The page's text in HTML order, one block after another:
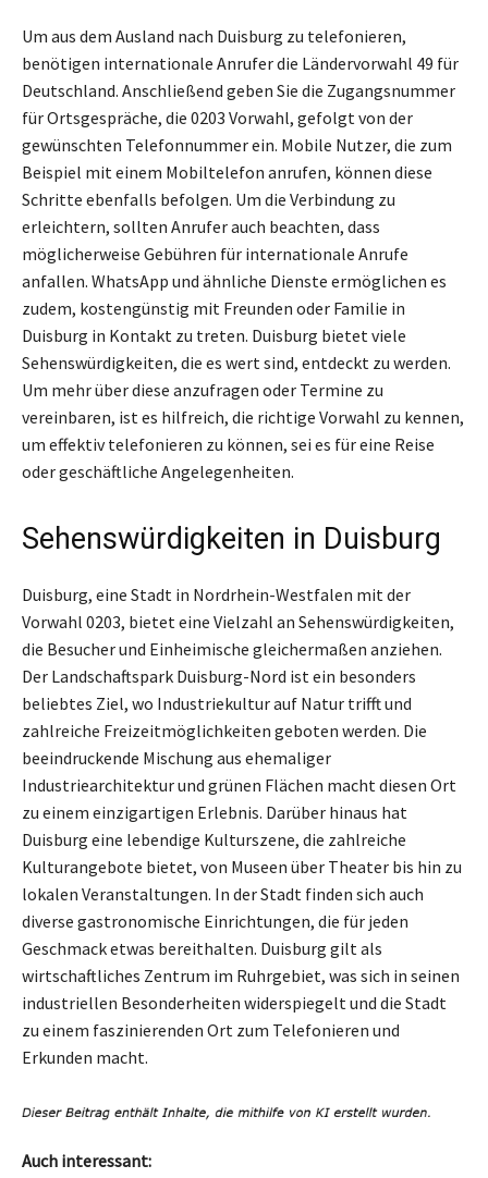
Um aus dem Ausland nach Duisburg zu telefonieren,
benötigen internationale Anrufer die Ländervorwahl 49 für
Deutschland. Anschließend geben Sie die Zugangsnummer
für Ortsgespräche, die 0203 Vorwahl, gefolgt von der
gewünschten Telefonnummer ein. Mobile Nutzer, die zum
Beispiel mit einem Mobiltelefon anrufen, können diese
Schritte ebenfalls befolgen. Um die Verbindung zu
erleichtern, sollten Anrufer auch beachten, dass
möglicherweise Gebühren für internationale Anrufe
anfallen. WhatsApp und ähnliche Dienste ermöglichen es
zudem, kostengünstig mit Freunden oder Familie in
Duisburg in Kontakt zu treten. Duisburg bietet viele
Sehenswürdigkeiten, die es wert sind, entdeckt zu werden.
Um mehr über diese anzufragen oder Termine zu
vereinbaren, ist es hilfreich, die richtige Vorwahl zu kennen,
um effektiv telefonieren zu können, sei es für eine Reise
oder geschäftliche Angelegenheiten.
Sehenswürdigkeiten in Duisburg
Duisburg, eine Stadt in Nordrhein-Westfalen mit der
Vorwahl 0203, bietet eine Vielzahl an Sehenswürdigkeiten,
die Besucher und Einheimische gleichermaßen anziehen.
Der Landschaftspark Duisburg-Nord ist ein besonders
beliebtes Ziel, wo Industriekultur auf Natur trifft und
zahlreiche Freizeitmöglichkeiten geboten werden. Die
beeindruckende Mischung aus ehemaliger
Industriearchitektur und grünen Flächen macht diesen Ort
zu einem einzigartigen Erlebnis. Darüber hinaus hat
Duisburg eine lebendige Kulturszene, die zahlreiche
Kulturangebote bietet, von Museen über Theater bis hin zu
lokalen Veranstaltungen. In der Stadt finden sich auch
diverse gastronomische Einrichtungen, die für jeden
Geschmack etwas bereithalten. Duisburg gilt als
wirtschaftliches Zentrum im Ruhrgebiet, was sich in seinen
industriellen Besonderheiten widerspiegelt und die Stadt
zu einem faszinierenden Ort zum Telefonieren und
Erkunden macht.
Auch interessant: